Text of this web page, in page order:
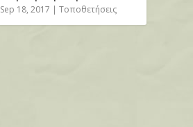
Sep 18, 2017 |Τοποθετήσεις